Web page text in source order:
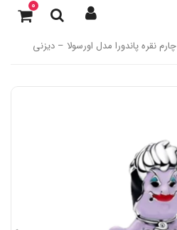
0
چارم نقره پاندورا مدل اورسولا – دیزنی